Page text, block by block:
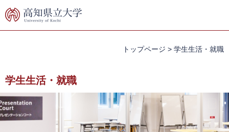
ー
す。
ニ
し
て
本
文
へ
トップページ > 学生生活・就職
学生生活・就職